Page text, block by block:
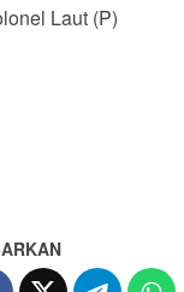
Laut (P)